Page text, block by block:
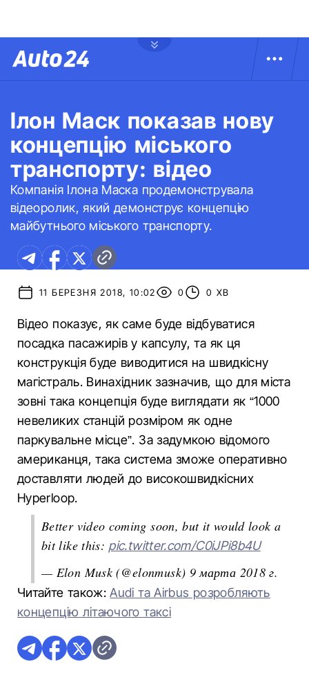
Ілон Маск показав нову
концепцію міського
транспорту: відео
Компанія Ілона Маска продемонструвала
відеоролик, який демонструє концепцію
майбутнього міського транспорту.
11 БЕРЕЗНЯ 2018, 10:02 0 0 ХВ
Відео показує, як саме буде відбуватися
посадка пасажирів у капсулу, та як ця
конструкція буде виводитися на швидкісну
магістраль. Винахідник зазначив, що для міста
зовні така концепція буде виглядати як “1000
невеликих станцій розміром як одне
паркувальне місце”. За задумкою відомого
американця, така система зможе оперативно
доставляти людей до високошвидкісних
Hyperloop.
Better video coming soon, but it would look a
bit like this: pic.twitter.com/C0iJPi8b4U
— Elon Musk (@elonmusk) 9 марта 2018 г.
Читайте також:Audi та Airbus розробляють
концепцію літаючого таксі